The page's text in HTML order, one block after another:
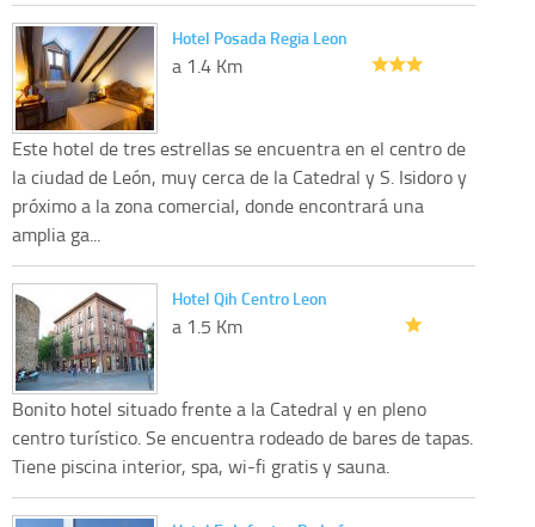
Hotel Posada Regia Leon
a 1.4 Km
Este hotel de tres estrellas se encuentra en el centro de
la ciudad de León, muy cerca de la Catedral y S. Isidoro y
próximo a la zona comercial, donde encontrará una
amplia ga...
Hotel Qih Centro Leon
a 1.5 Km
Bonito hotel situado frente a la Catedral y en pleno
centro turístico. Se encuentra rodeado de bares de tapas.
Tiene piscina interior, spa, wi-fi gratis y sauna.